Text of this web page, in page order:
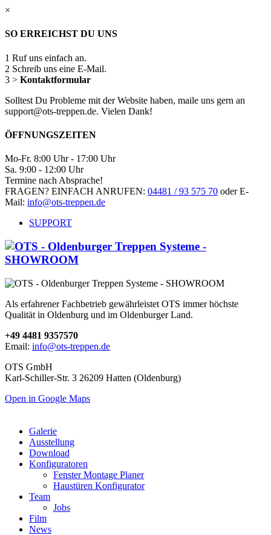
×
SO ERREICHST DU UNS
1 Ruf uns einfach an.
2 Schreib uns eine E-Mail.
3 > Kontaktformular
Solltest Du Probleme mit der Website haben, maile uns gern an
support@ots-treppen.de. Vielen Dank!
ÖFFNUNGSZEITEN
Mo-Fr. 8:00 Uhr - 17:00 Uhr
Sa. 9:00 - 12:00 Uhr
Termine nach Absprache!
FRAGEN? EINFACH ANRUFEN: 04481 / 93 575 70 oder E-
Mail: info@ots-treppen.de
SUPPORT
Als erfahrener Fachbetrieb gewährleistet OTS immer höchste
Qualität in Oldenburg und im Oldenburger Land.
+49 4481 9357570
Email: info@ots-treppen.de
OTS GmbH
Karl-Schiller-Str. 3 26209 Hatten (Oldenburg)
Open in Google Maps
Galerie
Ausstellung
Download
Konfiguratoren
Fenster Montage Planer
Haustüren Konfigurator
Team
Jobs
Film
News